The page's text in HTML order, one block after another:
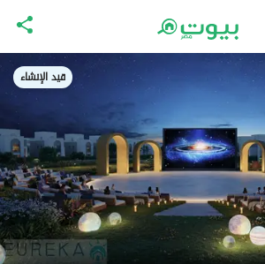
قيد الإنشاء